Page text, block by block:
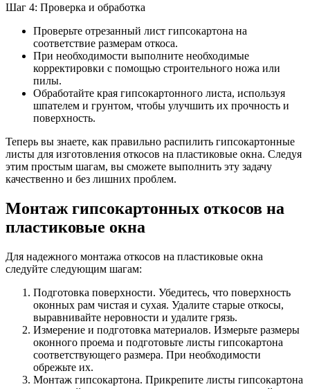
Шаг 4: Проверка и обработка
Проверьте отрезанный лист гипсокартона на
соответствие размерам откоса.
При необходимости выполните необходимые
корректировки с помощью строительного ножа или
пилы.
Обработайте края гипсокартонного листа, используя
шпателем и грунтом, чтобы улучшить их прочность и
поверхность.
Теперь вы знаете, как правильно распилить гипсокартонные
листы для изготовления откосов на пластиковые окна. Следуя
этим простым шагам, вы сможете выполнить эту задачу
качественно и без лишних проблем.
Монтаж гипсокартонных откосов на
пластиковые окна
Для надежного монтажа откосов на пластиковые окна
следуйте следующим шагам:
Подготовка поверхности. Убедитесь, что поверхность
оконных рам чистая и сухая. Удалите старые откосы,
выравнивайте неровности и удалите грязь.
Измерение и подготовка материалов. Измерьте размеры
оконного проема и подготовьте листы гипсокартона
соответствующего размера. При необходимости
обрежьте их.
Монтаж гипсокартона. Прикрепите листы гипсокартона